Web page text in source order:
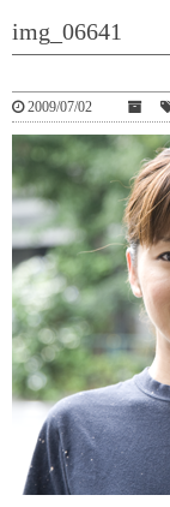
img_06641
2009/07/02